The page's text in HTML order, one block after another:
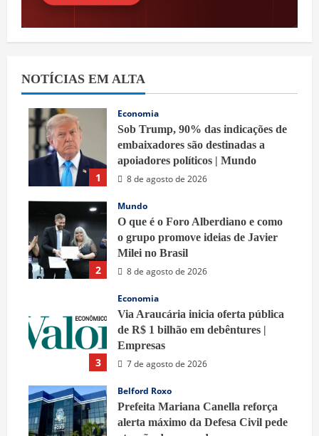
NOTÍCIAS EM ALTA
1
Economia
Sob Trump, 90% das indicações de
embaixadores são destinadas a
apoiadores políticos | Mundo
8 de agosto de 2026
2
Mundo
O que é o Foro Alberdiano e como
o grupo promove ideias de Javier
Milei no Brasil
8 de agosto de 2026
3
Economia
Via Araucária inicia oferta pública
de R$ 1 bilhão em debêntures |
Empresas
7 de agosto de 2026
Belford Roxo
Prefeita Mariana Canella reforça
alerta máximo da Defesa Civil pede